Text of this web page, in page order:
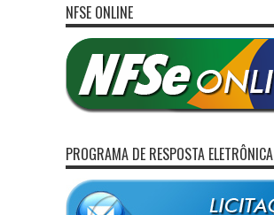
NFSE ONLINE
PROGRAMA DE RESPOSTA ELETRÔNICA